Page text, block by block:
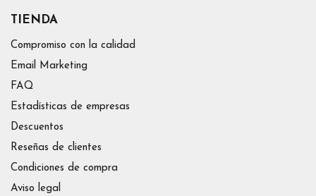
TIENDA
Compromiso con la calidad
Email Marketing
FAQ
Estadísticas de empresas
Descuentos
Reseñas de clientes
Condiciones de compra
Aviso legal